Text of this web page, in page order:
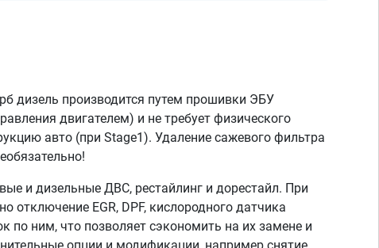
дизель производится путем прошивки ЭБУ
двигателем) и не требует физического
авто (при Stage1). Удаление сажевого фильтра
и дизельные ДВС, рестайлинг и дорестайл. При
отключение EGR, DPF, кислородного датчика
по ним, что позволяет сэкономить на их замене и